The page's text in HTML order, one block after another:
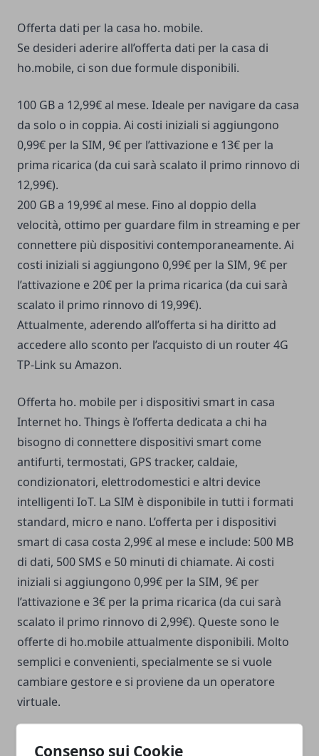
Consenso sui Cookie
Offerta dati per la casa ho. mobile.
Se desideri aderire all’offerta dati per la casa di
ho.mobile, ci son due formule disponibili.
100 GB a 12,99€ al mese. Ideale per navigare da casa
da solo o in coppia. Ai costi iniziali si aggiungono
0,99€ per la SIM, 9€ per l’attivazione e 13€ per la
prima ricarica (da cui sarà scalato il primo rinnovo di
12,99€).
200 GB a 19,99€ al mese. Fino al doppio della
velocità, ottimo per guardare film in streaming e per
connettere più dispositivi contemporaneamente. Ai
costi iniziali si aggiungono 0,99€ per la SIM, 9€ per
l’attivazione e 20€ per la prima ricarica (da cui sarà
scalato il primo rinnovo di 19,99€).
Attualmente, aderendo all’offerta si ha diritto ad
accedere allo sconto per l’acquisto di un router 4G
TP-Link su Amazon.
Offerta ho. mobile per i dispositivi smart in casa
Internet ho. Things è l’offerta dedicata a chi ha
bisogno di connettere dispositivi smart come
antifurti, termostati, GPS tracker, caldaie,
condizionatori, elettrodomestici e altri device
intelligenti IoT. La SIM è disponibile in tutti i formati
standard, micro e nano. L’offerta per i dispositivi
smart di casa costa 2,99€ al mese e include: 500 MB
di dati, 500 SMS e 50 minuti di chiamate. Ai costi
iniziali si aggiungono 0,99€ per la SIM, 9€ per
l’attivazione e 3€ per la prima ricarica (da cui sarà
scalato il primo rinnovo di 2,99€). Queste sono le
offerte di ho.mobile attualmente disponibili. Molto
semplici e convenienti, specialmente se si vuole
cambiare gestore e si proviene da un operatore
virtuale.